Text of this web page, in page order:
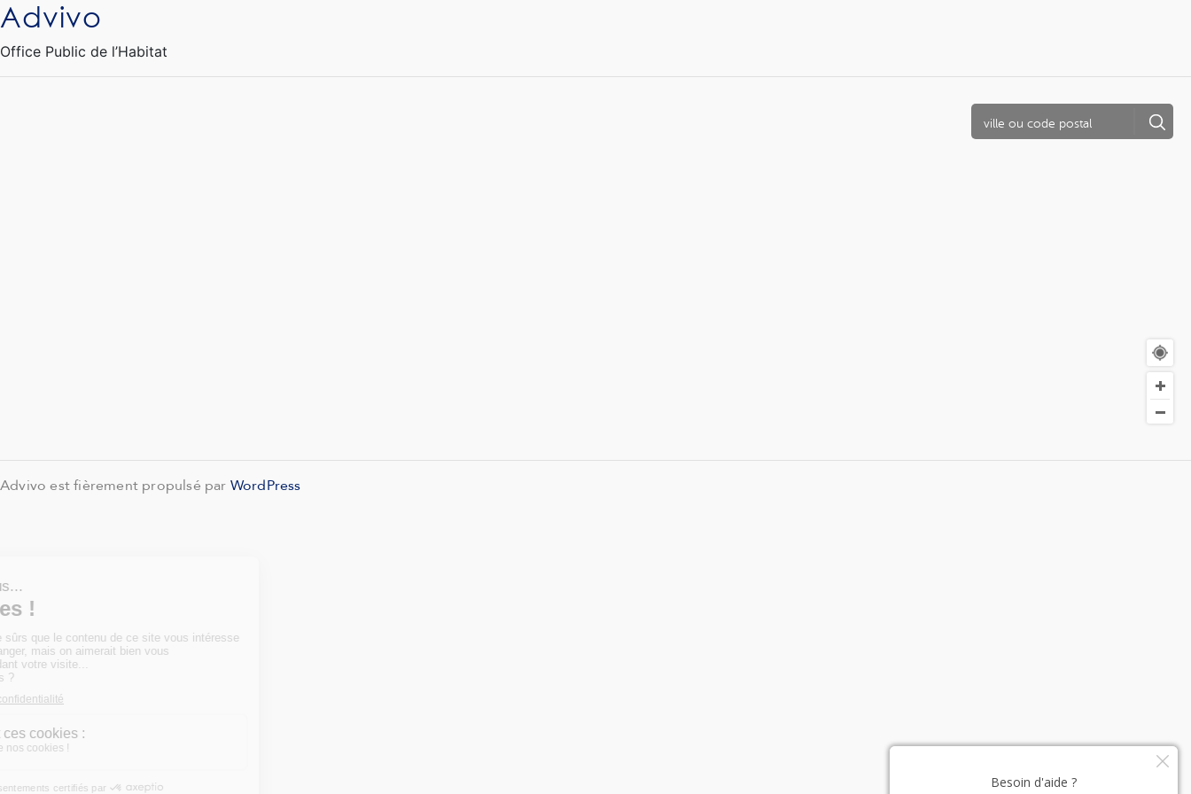
Ouvrir le Chatbot
Advivo
Office Public de l’Habitat
Advivo est fièrement propulsé par WordPress